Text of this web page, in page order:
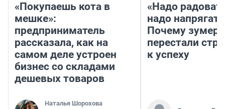
«Покупаешь кота в
мешке»:
предприниматель
рассказала, как на
самом деле устроен
бизнес со складами
дешевых товаров
Наталья Шорохова
«Надо
надо
Почему
перестали
к успеху